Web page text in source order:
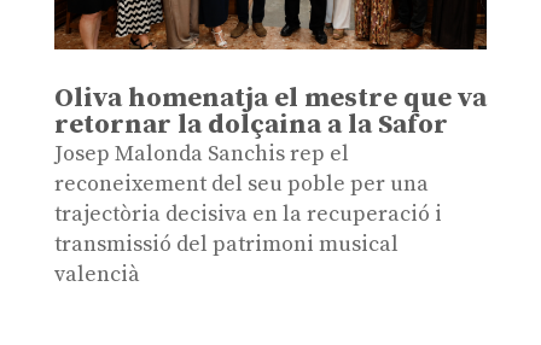
Oliva homenatja el mestre que va
retornar la dolçaina a la Safor
Josep Malonda Sanchis rep el
reconeixement del seu poble per una
trajectòria decisiva en la recuperació i
transmissió del patrimoni musical
valencià